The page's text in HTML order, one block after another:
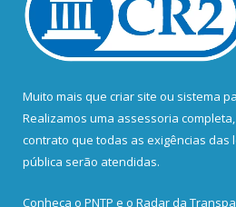
Muito mais que criar site ou sistema
Realizamos uma assessoria
contrato que todas as exigências das
pública serão atendidas.
Conheça o PNTP e o Radar da